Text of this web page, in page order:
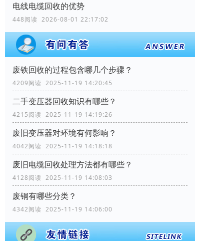
电线电缆回收的优势
448阅读 2026-08-01 22:17:02
废铁回收的过程包含哪几个步骤？
4209阅读 2025-11-19 14:20:45
二手变压器回收知识有哪些？
4215阅读 2025-11-19 14:19:26
废旧变压器对环境有何影响？
4042阅读 2025-11-19 14:18:18
废旧电缆回收处理方法都有哪些？
4128阅读 2025-11-19 14:08:03
废铜有哪些分类？
4342阅读 2025-11-19 14:06:00